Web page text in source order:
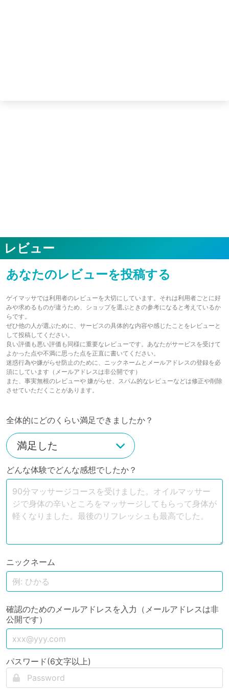
レビュー
あなたのレビューを投稿する
ゲイマッサでは利用者のレビューを大切にしています。それは利用者ごとに好
みや求めるものが違うため、ショップを選ぶときの参考になると考えているか
らです。
ぜひ他の人が選ぶために、サービスの具体的な内容や感じたことをレビューと
して投稿してください。
良い評価も悪い評価も同様に重要なレビューです。あなたがサービスを受けて
よかった点や不満に思った点を正直に書いてください。
迷惑行為や嫌がらせ防止のために、ニックネームとメールアドレスの登録を必
須にしています（メールアドレスは非公開です）
また、事実無根のレビューや 嫌がらせ、スパム的なレビューなどは修正や削除
させていただくことがあります。
全体的にどのくらい満足できましたか？
どんな体験でどんな感想でしたか？
ニックネーム
確認のためのメールアドレスを入力（メールアドレスは非
公開です）
パスワード(6文字以上)